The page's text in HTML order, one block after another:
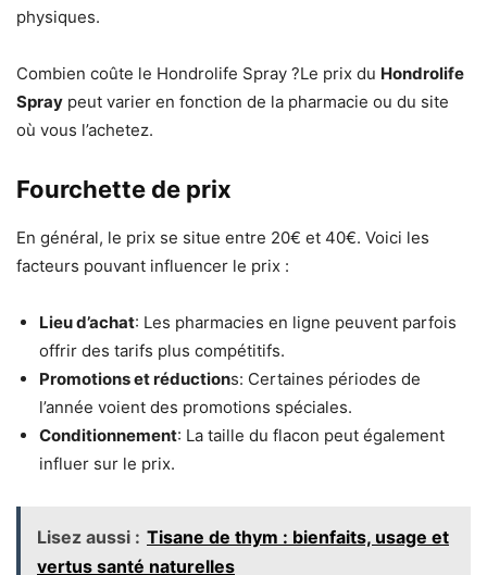
physiques.
Combien coûte le Hondrolife Spray ?Le prix du Hondrolife
Spray peut varier en fonction de la pharmacie ou du site
où vous l’achetez.
Fourchette de prix
En général, le prix se situe entre 20€ et 40€. Voici les
facteurs pouvant influencer le prix :
Lieu d’achat: Les pharmacies en ligne peuvent parfois
offrir des tarifs plus compétitifs.
Promotions et réductions: Certaines périodes de
l’année voient des promotions spéciales.
Conditionnement: La taille du flacon peut également
influer sur le prix.
Lisez aussi : Tisane de thym : bienfaits, usage et
vertus santé naturelles